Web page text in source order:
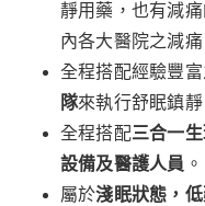
靜用藥，也有減
內各大醫院之減痛
全程搭配經驗豐富
隊來執行舒眠鎮
全程搭配三合一
設備及醫護人員 。
屬於淺眠狀態，